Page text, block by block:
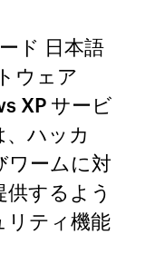
ド 日本語
ウェア
XP サービ
、ハッカ
ワームに対
するよう
リティ機能